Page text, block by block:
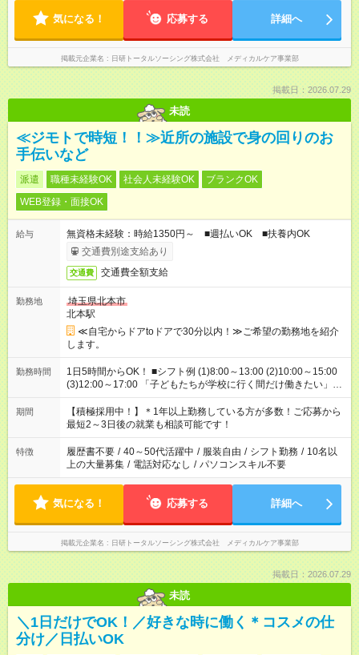
気になる！ 応募する 詳細へ
掲載元企業名 日研トータルソーシング株式会社 メディカルケア事業部
掲載日：2026.07.29
未読
≪ジモトで時短！！≫近所の施設で身の回りのお
手伝いなど
派遣 職種未経験OK 社会人未経験OK
ブランクOK
WEB登録・面接OK
給与
無資格未経験：時給1350円～ ■週払いOK ■扶養内OK
交通費別途支給あり
交通費 交通費全額支給
勤務地
埼玉県北本市
北本駅
≪自宅からドアtoドアで30分以内！≫ご希望の勤務地を紹介
します。
勤務時間
1日5時間からOK！ ■シフト例 (1)8:00～13:00 (2)10:00～15:00
(3)12:00～17:00 「子どもたちが学校に行く間だけ働きたい」
「余裕を持って夕飯の準備がしたい」 「午前中は働いて、午後
はプライベートの時間にしたい」 など、ご希望を教えてくださ
いね。 ※Wワーク希望の方へ 今ご覧のお仕事で希望する勤務時
間と、もう1つのお仕事の勤務時間。 合計で週40時間を超える
場合は応募できません。
期間
【積極採用中！】＊1年以上勤務している方が多数！ご応募から
最短2～3日後の就業も相談可能です！
特徴 履歴書不要 / 40～50代活躍中 / 服装自由 / シフト勤務 / 10名以
上の大量募集 / 電話対応なし / パソコンスキル不要
気になる！ 応募する 詳細へ
掲載元企業名 日研トータルソーシング株式会社 メディカルケア事業部
掲載日：2026.07.29
未読
＼1日だけでOK！／好きな時に働く＊コスメの仕
分け／日払いOK